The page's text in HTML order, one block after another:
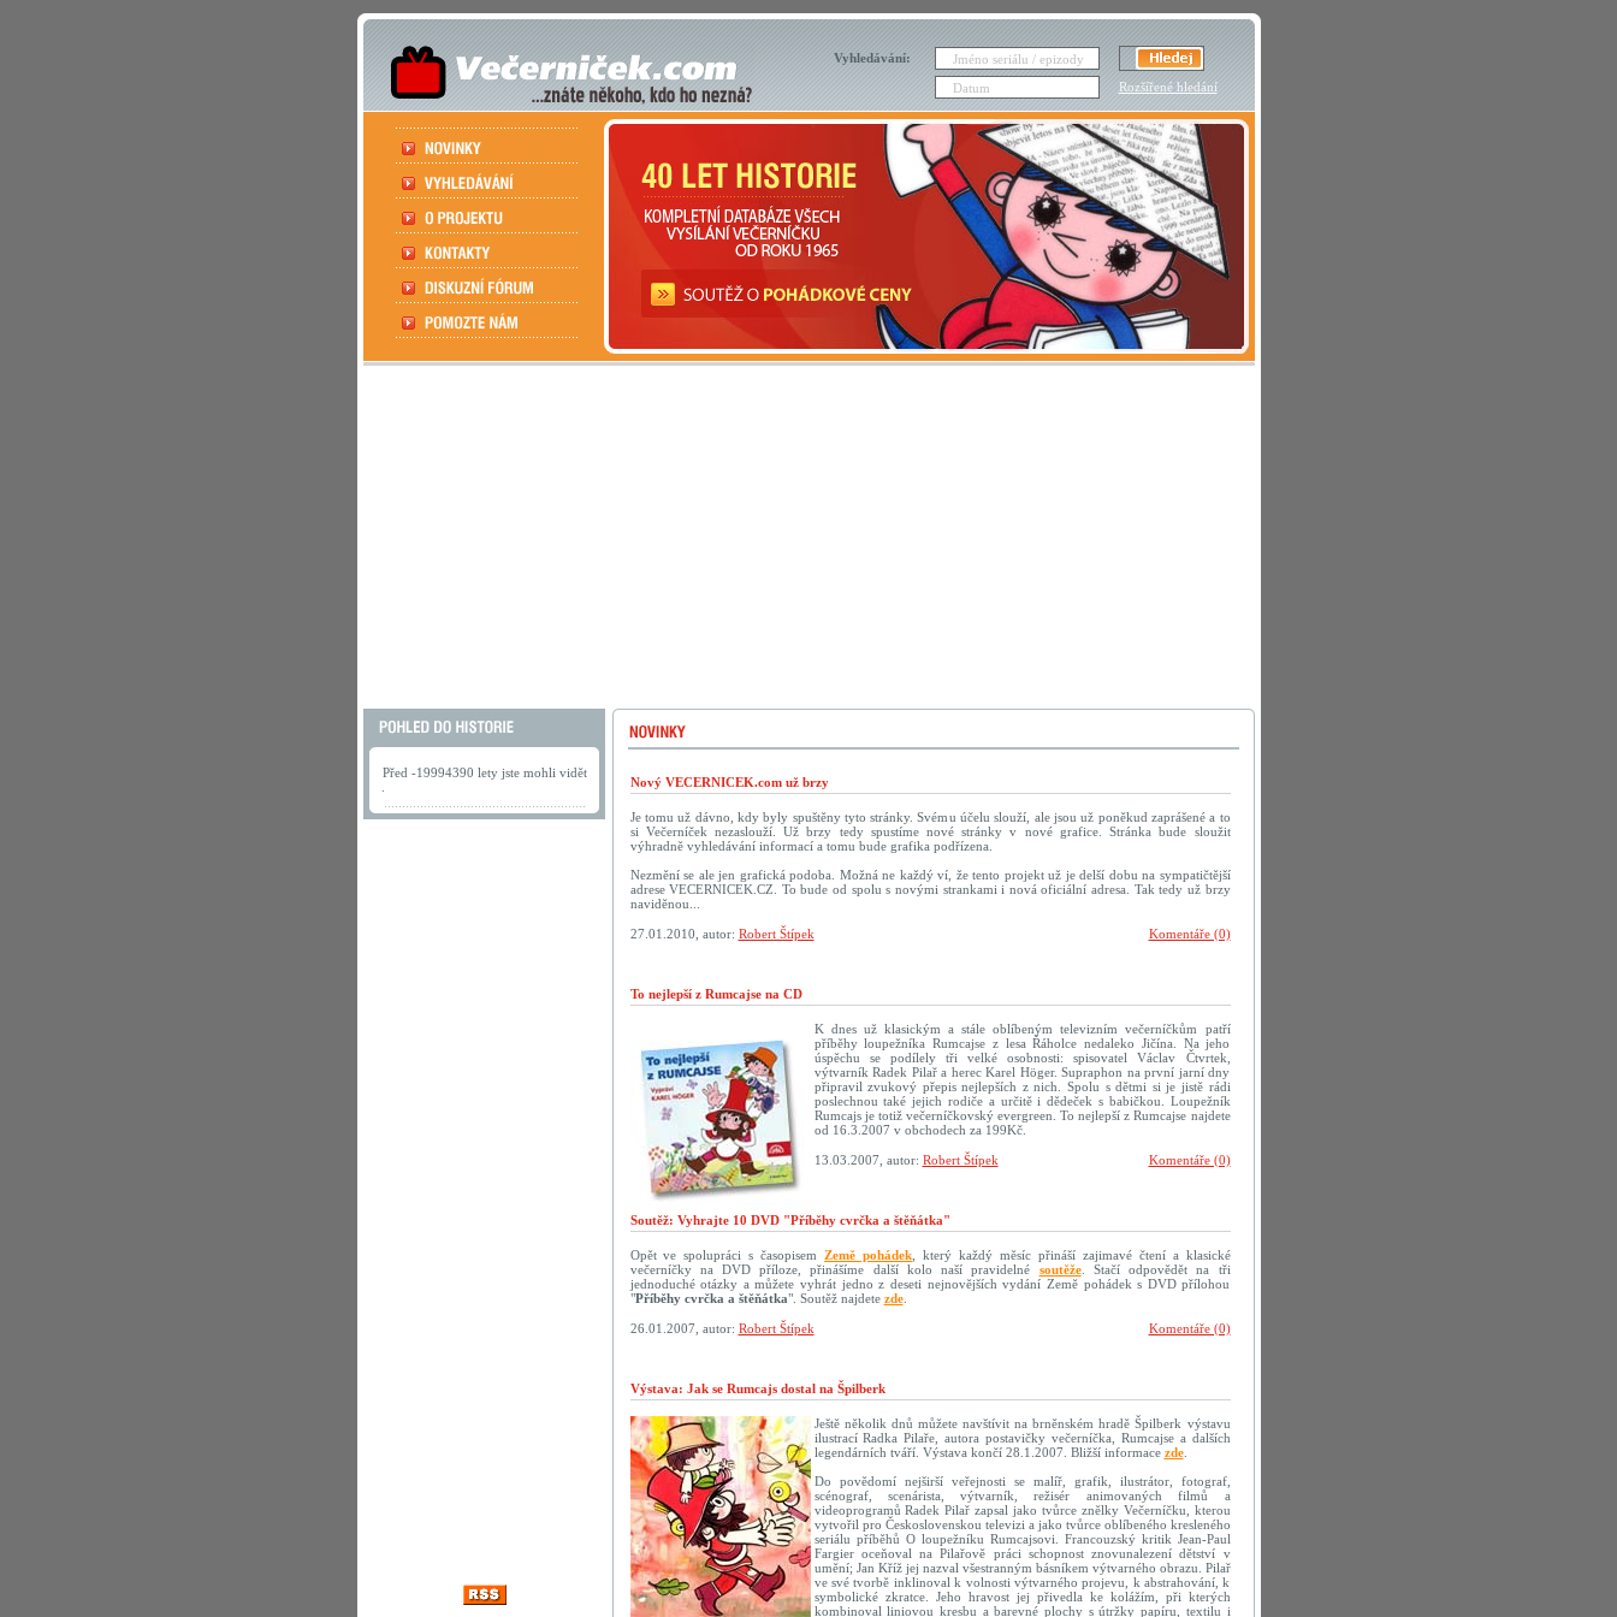
Vyhledávání:
Rozšířené hledání
Před -19994390 lety jste mohli vidět
Nový VECERNICEK.com už brzy
Je tomu už dávno, kdy byly spuštěny tyto stránky. Svému účelu slouží, ale jsou už poněkud zaprášené a to
si Večerníček nezaslouží. Už brzy tedy spustíme nové stránky v nové grafice. Stránka bude sloužit
výhradně vyhledávání informací a tomu bude grafika podřízena.
Nezmění se ale jen grafická podoba. Možná ne každý ví, že tento projekt už je delší dobu na sympatičtější
adrese VECERNICEK.CZ. To bude od spolu s novými strankami i nová oficiální adresa. Tak tedy už brzy
naviděnou...
Komentáře (0)
27.01.2010, autor: Robert Štípek
To nejlepší z Rumcajse na CD
K dnes už klasickým a stále oblíbeným televizním večerníčkům patří
příběhy loupežníka Rumcajse z lesa Řáholce nedaleko Jičína. Na jeho
úspěchu se podílely tři velké osobnosti: spisovatel Václav Čtvrtek,
výtvarník Radek Pilař a herec Karel Höger. Supraphon na první jarní dny
připravil zvukový přepis nejlepších z nich. Spolu s dětmi si je jistě rádi
poslechnou také jejich rodiče a určitě i dědeček s babičkou. Loupežník
Rumcajs je totiž večerníčkovský evergreen. To nejlepší z Rumcajse najdete
od 16.3.2007 v obchodech za 199Kč.
Komentáře (0)
13.03.2007, autor: Robert Štípek
Soutěž: Vyhrajte 10 DVD "Příběhy cvrčka a štěňátka"
Opět ve spolupráci s časopisemZemě pohádek , který každý měsíc přináší zajimavé čtení a klasické
večerníčky na DVD příloze, přinášíme další kolo naší pravidelné soutěže. Stačí odpovědět na tři
jednoduché otázky a můžete vyhrát jedno z deseti nejnovějších vydání Země pohádek s DVD přílohou
"Příběhy cvrčka a štěňátka". Soutěž najdete zde.
Komentáře (0)
26.01.2007, autor: Robert Štípek
Výstava: Jak se Rumcajs dostal na Špilberk
Ještě několik dnů můžete navštívit na brněnském hradě Špilberk výstavu
ilustrací Radka Pilaře, autora postavičky večerníčka, Rumcajse a dalších
legendárních tváří. Výstava končí 28.1.2007. Bližší informace zde.
Do povědomí nejširší veřejnosti se malíř, grafik, ilustrátor, fotograf,
scénograf, scenárista, výtvarník, režisér animovaných filmů a
videoprogramů Radek Pilař zapsal jako tvůrce znělky Večerníčku, kterou
vytvořil pro Československou televizi a jako tvůrce oblíbeného kresleného
seriálu příběhů O loupežníku Rumcajsovi. Francouzský kritik Jean-Paul
Fargier oceňoval na Pilařově práci schopnost znovunalezení dětství v
umění; Jan Kříž jej nazval všestranným básníkem výtvarného obrazu. Pilař
ve své tvorbě inklinoval k volnosti výtvarného projevu, k abstrahování, k
symbolické zkratce. Jeho hravost jej přivedla ke kolážím, při kterých
kombinoval liniovou kresbu a barevné plochy s útržky papíru, textilu i